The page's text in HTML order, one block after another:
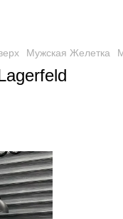
Мужская Желетка